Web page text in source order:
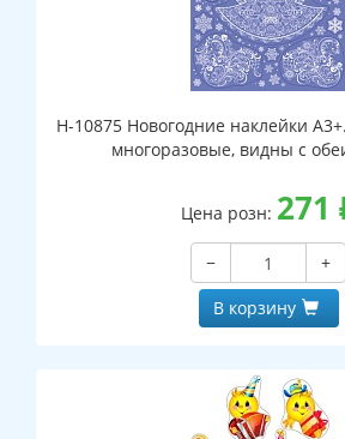
Н-10875 Новогодние наклейки
многоразовые, видны с
Цена розн: 271
−
+
В корзину